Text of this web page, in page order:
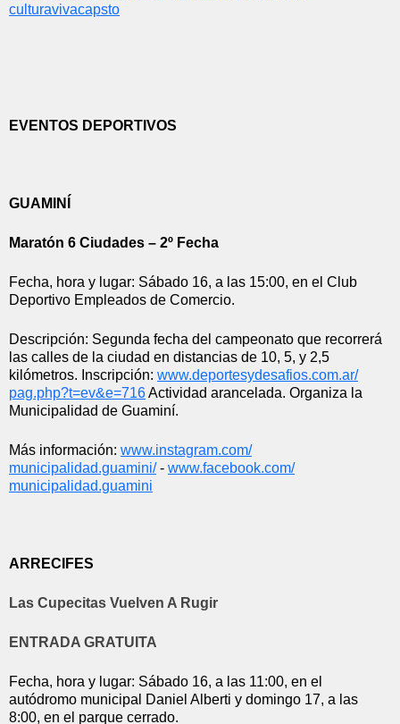
culturavivacapsto
EVENTOS DEPORTIVOS
GUAMINÍ
Maratón 6 Ciudades – 2º Fecha
Fecha, hora y lugar: Sábado 16, a las 15:00, en el Club
Deportivo Empleados de Comercio.
Descripción: Segunda fecha del campeonato que recorrerá
las calles de la ciudad en distancias de 10, 5, y 2,5
kilómetros. Inscripción: www.deportesydesafios.com.ar/
pag.php?t=ev&e=716 Actividad arancelada. Organiza la
Municipalidad de Guaminí.
Más información: www.instagram.com/
municipalidad.guamini/ - www.facebook.com/
municipalidad.guamini
ARRECIFES
Las Cupecitas Vuelven A Rugir
ENTRADA GRATUITA
Fecha, hora y lugar: Sábado 16, a las 11:00, en el
autódromo municipal Daniel Alberti y domingo 17, a las
8:00, en el parque cerrado.